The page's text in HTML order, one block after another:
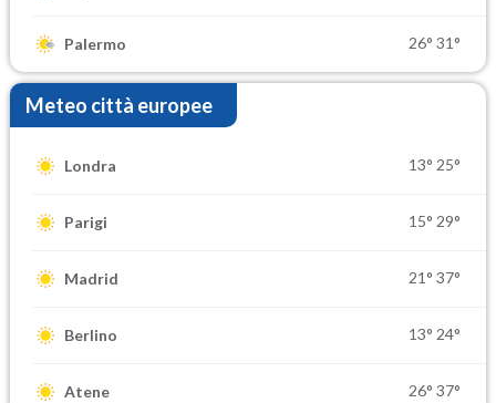
Palermo 26° 31°
Meteo città europee
Londra 13° 25°
Parigi 15° 29°
Madrid 21° 37°
Berlino 13° 24°
Atene 26° 37°